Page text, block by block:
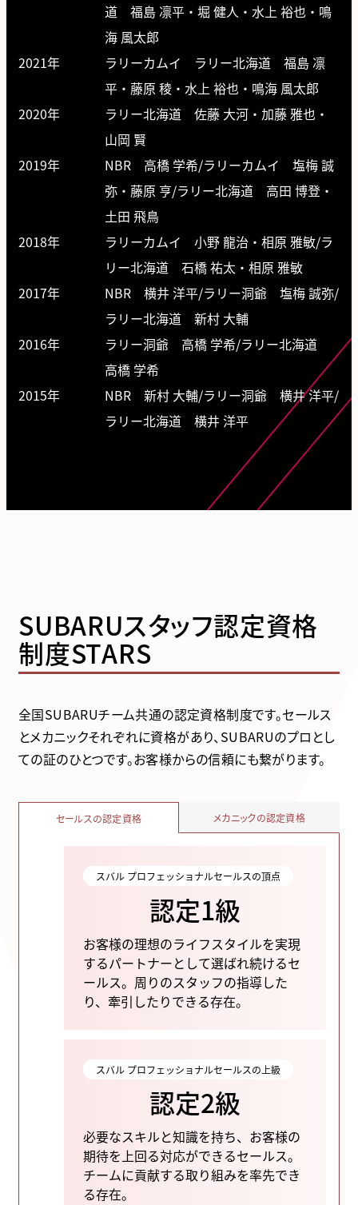
道 福島 凛平・堀 健人・水上 裕也・鳴
海 風太郎
2021年
ラリーカムイ ラリー北海道 福島 凛
平・藤原 稜・水上 裕也・鳴海 風太郎
2020年
ラリー北海道 佐藤 大河・加藤 雅也・
山岡 賢
2019年
NBR 高橋 学希/ラリーカムイ 塩梅 誠
弥・藤原 亨/ラリー北海道 高田 博登・
土田 飛鳥
2018年
ラリーカムイ 小野 龍治・相原 雅敏/ラ
リー北海道 石橋 祐太・相原 雅敏
2017年
NBR 横井 洋平/ラリー洞爺 塩梅 誠弥/
ラリー北海道 新村 大輔
2016年
ラリー洞爺 高橋 学希/ラリー北海道
高橋 学希
2015年
NBR 新村 大輔/ラリー洞爺 横井 洋平/
ラリー北海道 横井 洋平
SUBARUスタッフ認定資格
制度STARS
全国SUBARUチーム共通の認定資格制度です。セールス
とメカニックそれぞれに資格があり、SUBARUのプロとし
ての証のひとつです。お客様からの信頼にも繋がります。
セールスの認定資格 メカニックの認定資格
スバル プロフェッショナルセールスの頂点
認定1級
お客様の理想のライフスタイルを実現
するパートナーとして選ばれ続けるセ
ールス。 周りのスタッフの指導した
り、牽引したりできる存在。
スバル プロフェッショナルセールスの上級
認定2級
必要なスキルと知識を持ち、お客様の
期待を上回る対応ができるセールス。
チームに貢献する取り組みを率先でき
る存在。